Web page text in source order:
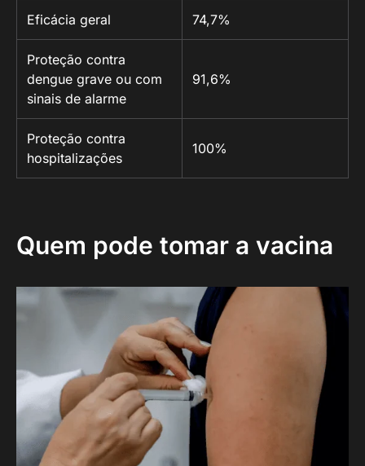
Eficácia geral 74,7%
Proteção contra
dengue grave ou com
sinais de alarme
91,6%
Proteção contra
hospitalizações
100%
Quem pode tomar a vacina